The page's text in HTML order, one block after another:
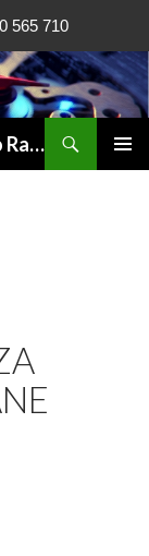
565 710
Consilior Kancelaria Radcy Prawnego Rafała Grądys